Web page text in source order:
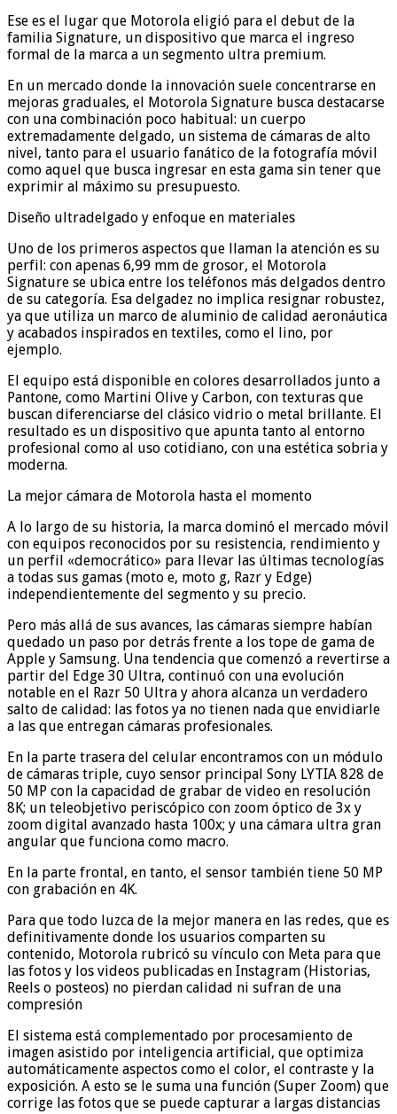
Ese es el lugar que Motorola eligió para el debut de la
familia Signature, un dispositivo que marca el ingreso
formal de la marca a un segmento ultra premium.
En un mercado donde la innovación suele concentrarse en
mejoras graduales, el Motorola Signature busca destacarse
con una combinación poco habitual: un cuerpo
extremadamente delgado, un sistema de cámaras de alto
nivel, tanto para el usuario fanático de la fotografía móvil
como aquel que busca ingresar en esta gama sin tener que
exprimir al máximo su presupuesto.
Diseño ultradelgado y enfoque en materiales
Uno de los primeros aspectos que llaman la atención es su
perfil: con apenas 6,99 mm de grosor, el Motorola
Signature se ubica entre los teléfonos más delgados dentro
de su categoría. Esa delgadez no implica resignar robustez,
ya que utiliza un marco de aluminio de calidad aeronáutica
y acabados inspirados en textiles, como el lino, por
ejemplo.
El equipo está disponible en colores desarrollados junto a
Pantone, como Martini Olive y Carbon, con texturas que
buscan diferenciarse del clásico vidrio o metal brillante. El
resultado es un dispositivo que apunta tanto al entorno
profesional como al uso cotidiano, con una estética sobria y
moderna.
La mejor cámara de Motorola hasta el momento
A lo largo de su historia, la marca dominó el mercado móvil
con equipos reconocidos por su resistencia, rendimiento y
un perfil «democrático» para llevar las últimas tecnologías
a todas sus gamas (moto e, moto g, Razr y Edge)
independientemente del segmento y su precio.
Pero más allá de sus avances, las cámaras siempre habían
quedado un paso por detrás frente a los tope de gama de
Apple y Samsung. Una tendencia que comenzó a revertirse a
partir del Edge 30 Ultra, continuó con una evolución
notable en el Razr 50 Ultra y ahora alcanza un verdadero
salto de calidad: las fotos ya no tienen nada que envidiarle
a las que entregan cámaras profesionales.
En la parte trasera del celular encontramos con un módulo
de cámaras triple, cuyo sensor principal Sony LYTIA 828 de
50 MP con la capacidad de grabar de video en resolución
8K; un teleobjetivo periscópico con zoom óptico de 3x y
zoom digital avanzado hasta 100x; y una cámara ultra gran
angular que funciona como macro.
En la parte frontal, en tanto, el sensor también tiene 50 MP
con grabación en 4K.
Para que todo luzca de la mejor manera en las redes, que es
definitivamente donde los usuarios comparten su
contenido, Motorola rubricó su vínculo con Meta para que
las fotos y los videos publicadas en Instagram (Historias,
Reels o posteos) no pierdan calidad ni sufran de una
compresión
El sistema está complementado por procesamiento de
imagen asistido por inteligencia artificial, que optimiza
automáticamente aspectos como el color, el contraste y la
exposición. A esto se le suma una función (Super Zoom) que
corrige las fotos que se puede capturar a largas distancias